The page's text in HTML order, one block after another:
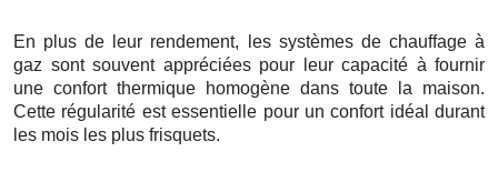
En plus de leur rendement, les systèmes de chauffage à
gaz sont souvent appréciées pour leur capacité à fournir
une confort thermique homogène dans toute la maison.
Cette régularité est essentielle pour un confort idéal durant
les mois les plus frisquets.